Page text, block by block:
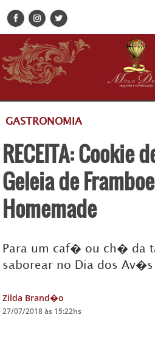
BELEZA
BUSINESS E
CULTURA
MODA
TURISMO
ZILDA
ENCONTRE
GASTRONOMIA
RECEITA: Cookie
Geleia de
Homemade
Para um caf� ou ch� da
saborear no Dia dos Av�s
Zilda Brand�o
27/07/2018 às 15:22hs